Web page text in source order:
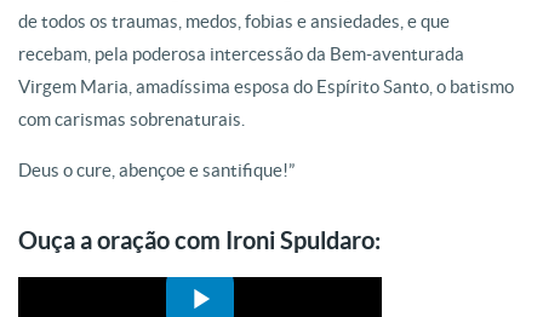
de todos os traumas, medos, fobias e ansiedades, e que
recebam, pela poderosa intercessão da Bem-aventurada
Virgem Maria, amadíssima esposa do Espírito Santo, o batismo
com carismas sobrenaturais.
Deus o cure, abençoe e santifique!”
Ouça a oração com Ironi Spuldaro: